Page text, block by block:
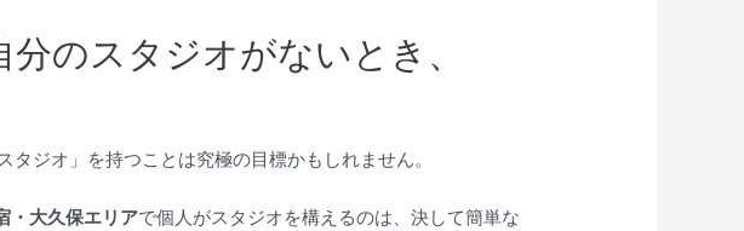
のスタジオがないとき、
ジオ」を持つことは究極の目標かもしれません。
・大久保エリアで個人がスタジオを構えるのは、決して簡単な